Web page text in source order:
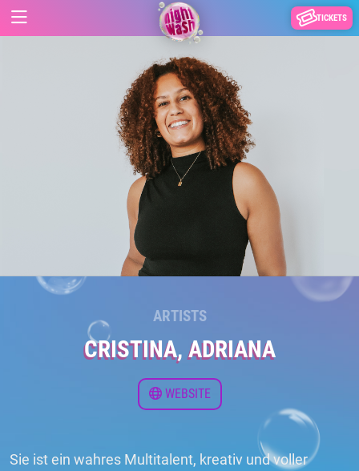
TICKETS
ARTISTS
CRISTINA, ADRIANA
WEBSITE
Sie ist ein wahres Multitalent, kreativ und voller